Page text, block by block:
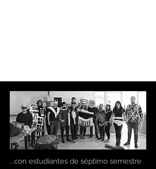
...con estudiantes de séptimo semestre